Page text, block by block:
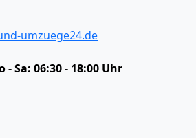
umzuege24.de
- Sa: 06:30 - 18:00 Uhr